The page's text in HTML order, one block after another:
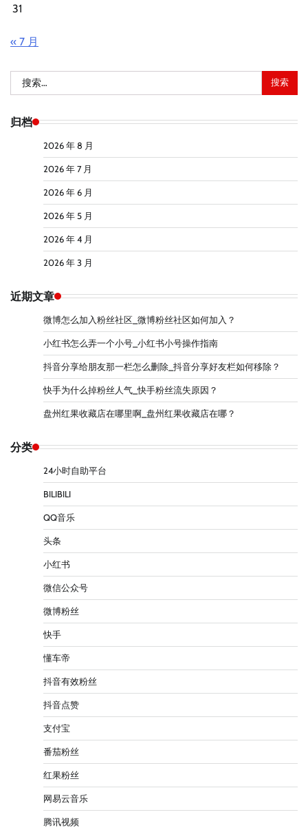
31
« 7 月
索：
归档
2026 年 8 月
2026 年 7 月
2026 年 6 月
2026 年 5 月
2026 年 4 月
2026 年 3 月
近期文章
微博怎么加入粉丝社区_微博粉丝社区如何加入？
小红书怎么弄一个小号_小红书小号操作指南
抖音分享给朋友那一栏怎么删除_抖音分享好友栏如何移除？
快手为什么掉粉丝人气_快手粉丝流失原因？
盘州红果收藏店在哪里啊_盘州红果收藏店在哪？
分类
24小时自助平台
BILIBILI
QQ音乐
头条
小红书
微信公众号
微博粉丝
快手
懂车帝
抖音有效粉丝
抖音点赞
支付宝
番茄粉丝
红果粉丝
网易云音乐
腾讯视频